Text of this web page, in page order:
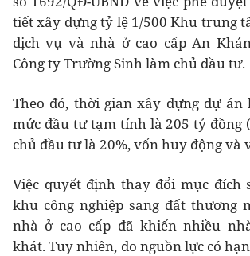
tiết xây dựng tỷ lệ 1/500 Khu trung
dịch vụ và nhà ở cao cấp An
Công ty Trường Sinh làm chủ đầu tư.
Theo đó, thời gian xây dựng dự án
mức đầu tư tạm tính là 205 tỷ đồng
chủ đầu tư là 20%, vốn huy động và
Việc quyết định thay đổi mục đích
khu công nghiệp sang đất thương
nhà ở cao cấp đã khiến nhiều
khát. Tuy nhiên, do nguồn lực có